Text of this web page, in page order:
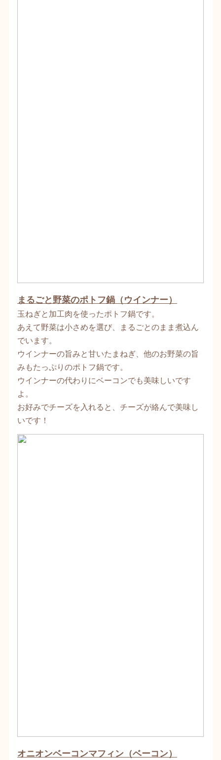
まるごと野菜のポトフ鍋（ウインナー）
玉ねぎと加工肉を使ったポトフ鍋です。
あえて野菜は小さめを選び、まるごとのまま煮込ん
でいます。
ウインナーの旨みと甘いたまねぎ、他のお野菜の旨
みもたっぷりのポトフ鍋です。
ウインナーの代わりにベーコンでも美味しいです
よ。
お好みでチーズを入れると、チーズが絡んで美味し
いです！
オニオンベーコンマフィン（ベーコン）